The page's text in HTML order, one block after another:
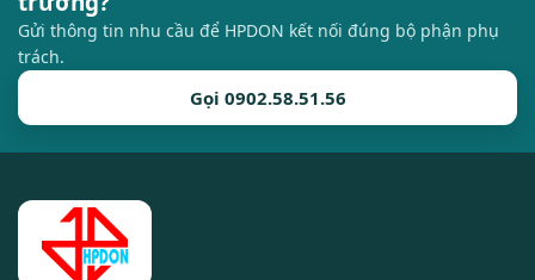
Gửi thông tin nhu cầu để HPDON kết nối đúng bộ phận phụ
trách.
Gọi 0902.58.51.56